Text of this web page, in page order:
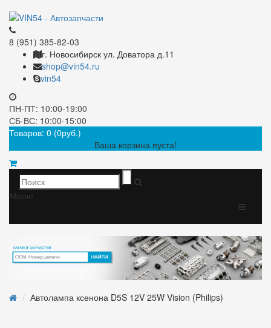
8 (951) 385-82-03
г. Новосибирск ул. Доватора д.11
shop@vin54.ru
vin54
ПН-ПТ: 10:00-19:00
СБ-ВС: 10:00-15:00
Товаров: 0 (0руб.)
Ваша корзина пуста!
Меню
Автолампа ксенона D5S 12V 25W Vision (Philips)